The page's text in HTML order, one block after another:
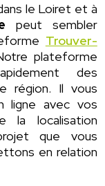
le Loiret et à
peut sembler
Trouver-
plateforme
des
région. Il vous
ligne avec vos
la localisation
que vous
en relation